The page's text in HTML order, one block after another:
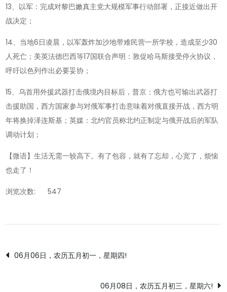
13、以军：完成对黎巴嫩真主党大规模军事行动部署，正接近做出开
战决定；
14、当地6日凌晨，以军轰炸加沙地带难民营一所学校，造成至少30
人死亡；美英法德巴西等17国联合声明：敦促哈马斯接受停火协议，
呼吁以色列作出必要妥协；
15、乌首用外援武器打击俄境内目标后，普京：俄方也可输出武器打
击援助国，西方国家参与对俄军事打击意味着对俄直接开战，西方明
年将换掉泽连斯基；英媒：北约官员称北约正制定与俄开战后的军队
调动计划；
【微语】生活无需一较高下。有了包容，就有了忘却，心宽了，烦恼
也走了！
浏览次数: 547
文
06月06日，农历五月初一，星期四!
06月08日，农历五月初三，星期六!